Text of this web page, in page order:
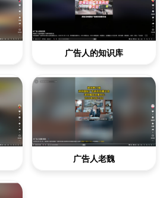
广告人的知识库
广告人老魏